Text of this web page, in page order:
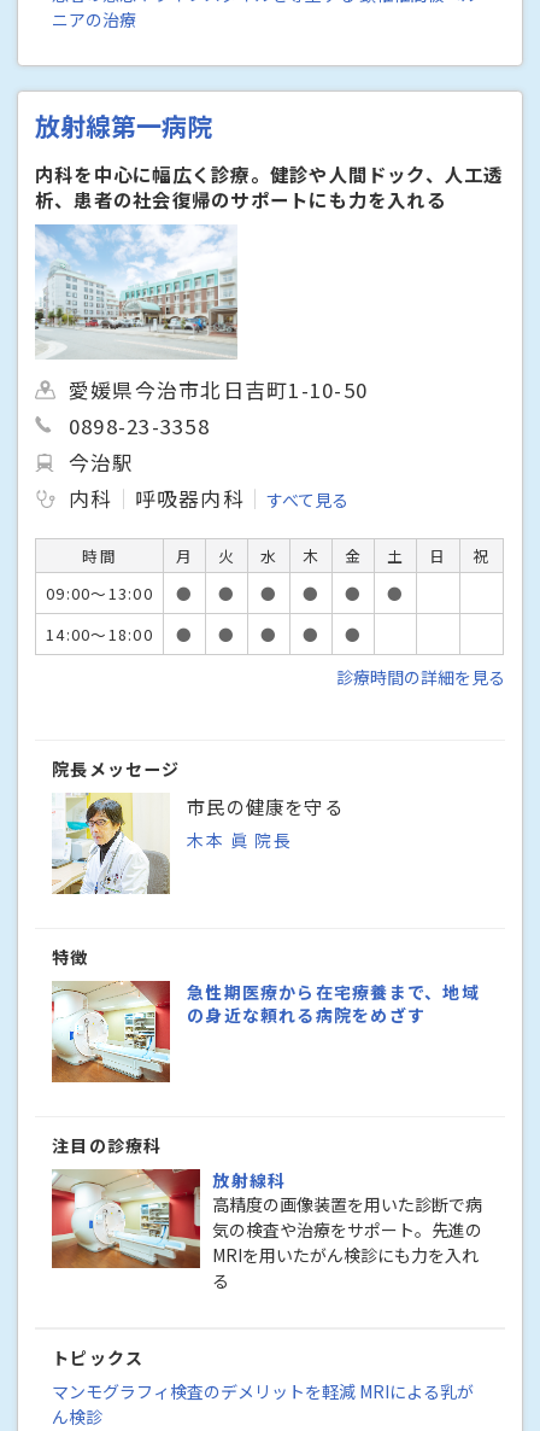
ニアの治療
放射線第一病院
内科を中心に幅広く診療。健診や人間ドック、人工透
析、患者の社会復帰のサポートにも力を入れる
愛媛県今治市北日吉町1-10-50
0898-23-3358
今治駅
内科
呼吸器内科 すべて見る
時間 月 火 水 木 金 土 日
祝
09:00～13:00
● ● ● ● ●
●
14:00～18:00
● ● ● ● ●
診療時間の詳細を見る
院長メッセージ
市民の健康を守る
木本 眞 院長
特徴
急性期医療から在宅療養まで、地域
の身近な頼れる病院をめざす
注目の診療科
放射線科
高精度の画像装置を用いた診断で病
気の検査や治療をサポート。先進の
MRIを用いたがん検診にも力を入れ
る
トピックス
マンモグラフィ検査のデメリットを軽減 MRIによる乳が
ん検診